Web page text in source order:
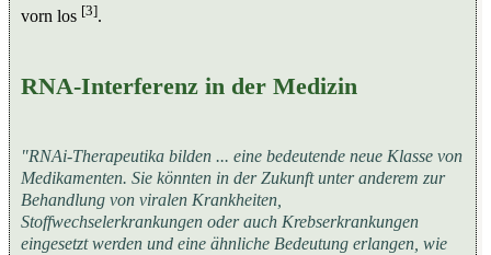
vorn los [3].
RNA-Interferenz in der Medizin
"RNAi-Therapeutika bilden ... eine bedeutende neue Klasse von
Medikamenten. Sie könnten in der Zukunft unter anderem zur
Behandlung von viralen Krankheiten,
Stoffwechselerkrankungen oder auch Krebserkrankungen
eingesetzt werden und eine ähnliche Bedeutung erlangen, wie